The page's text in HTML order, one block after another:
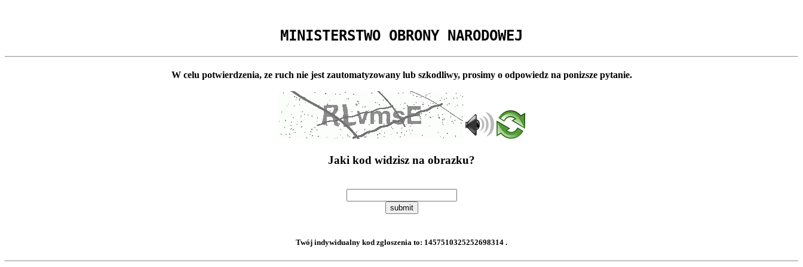
MINISTERSTWO OBRONY NARODOWEJ
W celu potwierdzenia, ze ruch nie jest zautomatyzowany lub szkodliwy, prosimy o odpowiedz na ponizsze pytanie.
Jaki kod widzisz na obrazku?
submit
Twój indywidualny kod zgloszenia to: 1457510325252698314 .